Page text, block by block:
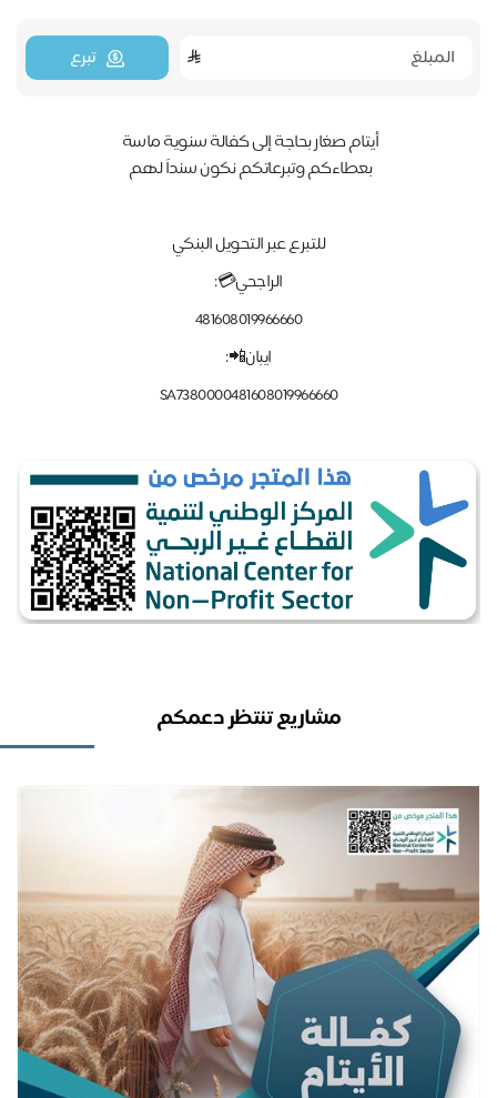
تبرع
أيتام صغار بحاجة إلى كفالة سنوية ماسة
بعطاءكم وتبرعاتكم نكون سنداً لهم
للتبرع عبر التحويل البنكي
الراجحي💳:
481608019966660
ايبان📲:
SA7380000481608019966660
مشاريع تنتظر دعمكم